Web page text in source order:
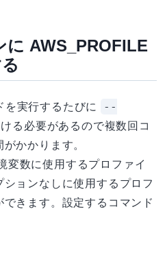
AWS_PROFILE
実行するたびに
--
る必要があるので複数回コ
かかります。
変数に使用するプロファイ
ョンなしに使用するプロフ
きます。設定するコマンド